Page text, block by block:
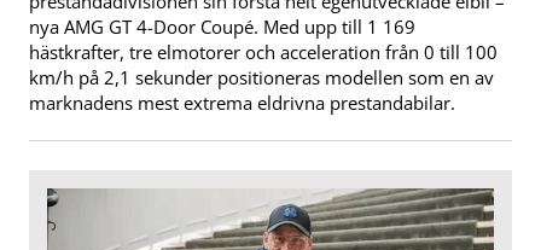
nya AMG GT 4-Door Coupé. Med upp till 1 169
hästkrafter, tre elmotorer och acceleration från 0 till 100
km/h på 2,1 sekunder positioneras modellen som en av
marknadens mest extrema eldrivna prestandabilar.